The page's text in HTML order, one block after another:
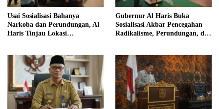
Usai Sosialisasi Bahanya
Narkoba dan Perundungan, Al
Haris Tinjau Lokasi
Gubernur Al Haris Buka
Sosialisasi Akbar Pencegahan
Radikalisme, Perundungan, dan